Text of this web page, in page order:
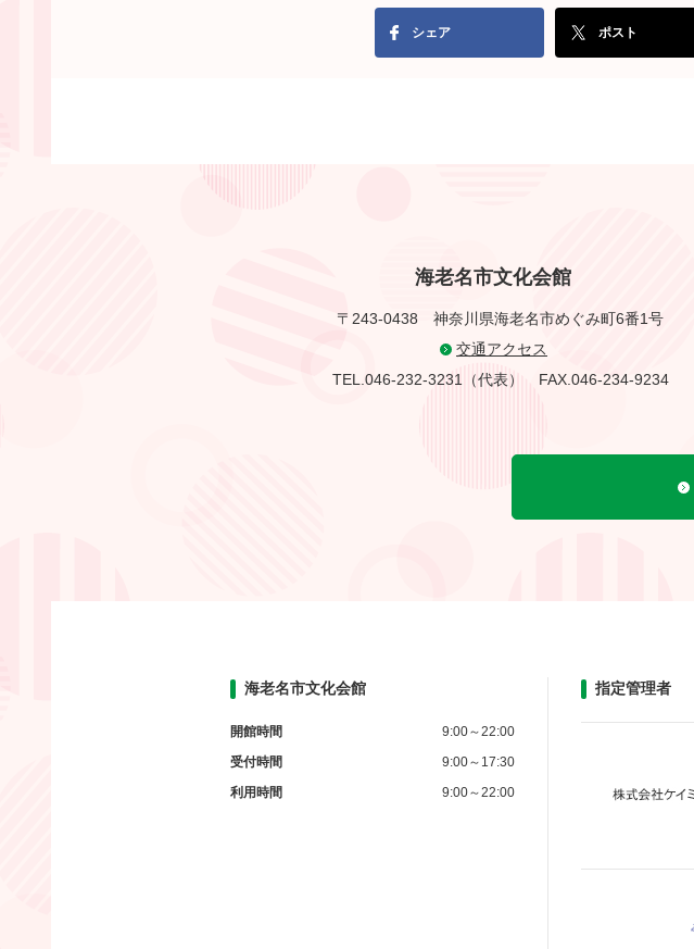
シェア ポスト
海老名市文化会館
〒243-0438 神奈川県海老名市めぐみ町6番1号
交通アクセス
TEL.046-232-3231（代表） FAX.046-234-9234
海老名市文化会館
開館時間
9:00～22:00
受付時間
9:00～17:30
利用時間
9:00～22:00
指定管理者